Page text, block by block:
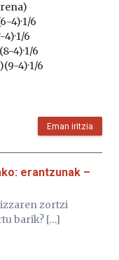
4)·1/6
4)·1/6
4)·1/6
4)·1/6
Eman iritzia
erantzunak –
zortzi
barik? […]